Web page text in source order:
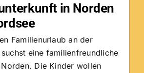
in Norden
Familienurlaub an der
eine familienfreundliche
Die Kinder wollen